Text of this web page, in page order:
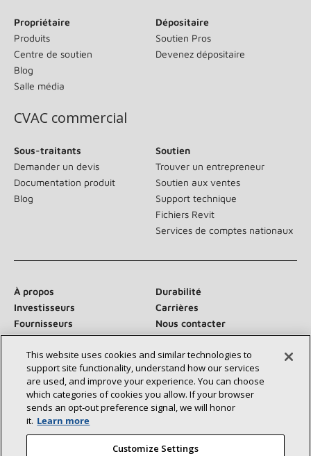
Propriétaire
Produits
Centre de soutien
Blog
Salle média
Dépositaire
Soutien Pros
Devenez dépositaire
CVAC commercial
Sous-traitants
Demander un devis
Documentation produit
Blog
Soutien
Trouver un entrepreneur
Soutien aux ventes
Support technique
Fichiers Revit
Services de comptes nationaux
À propos
Durabilité
Investisseurs
Carrières
Fournisseurs
Nous contacter
Salle de presse
Communiquez avec nous :
This website uses cookies and similar technologies to
support site functionality, understand how our services
are used, and improve your experience. You can choose
which categories of cookies you allow. If your browser
sends an opt‑out preference signal, we will honor
it. Learn more
Customize Settings